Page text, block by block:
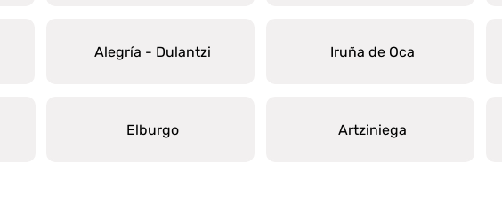
Alegría - Dulantzi Iruña de Oca
Elburgo Artziniega